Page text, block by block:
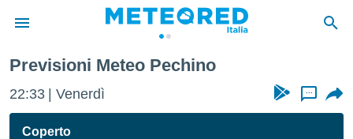
di
Previsioni Meteo Pechino
22:33 Venerdì ...
Coperto